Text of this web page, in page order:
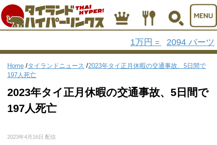
1万円 = 2094 バーツ
Home /タイランドニュース /2023年タイ正月休暇の交通事故、5日間で
197人死亡
2023年タイ正月休暇の交通事故、5日間で
197人死亡
2023年4月16日 配信